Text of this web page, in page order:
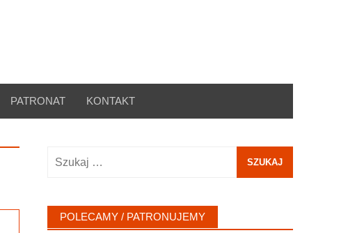
PATRONAT KONTAKT
POLECAMY / PATRONUJEMY